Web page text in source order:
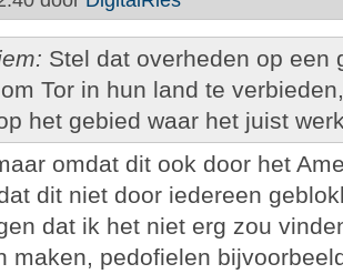
Stel dat overheden op een
Tor in hun land te
het gebied waar het juist
omdat dit ook door het
dit niet door iedereen
dat ik het niet erg zou
maken, pedofielen